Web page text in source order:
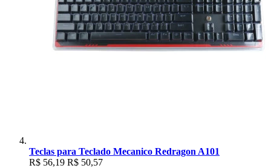
Teclas para Teclado Mecanico Redragon A101
R$ 56,19 R$ 50,57